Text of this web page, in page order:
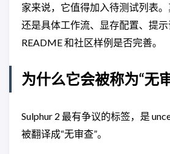
家来说，它值得加入待测试列表。
还是具体工作流、显存配置、提
README 和社区样例是否完善。
为什么它会被称为“无
Sulphur 2 最有争议的标签，是
被翻译成“无审查”。